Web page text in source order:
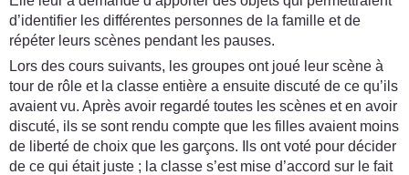
d’identifier les différentes personnes de la famille et de
répéter leurs scènes pendant les pauses.
Lors des cours suivants, les groupes ont joué leur scène à
tour de rôle et la classe entière a ensuite discuté de ce qu’ils
avaient vu. Après avoir regardé toutes les scènes et en avoir
discuté, ils se sont rendu compte que les filles avaient moins
de liberté de choix que les garçons. Ils ont voté pour décider
de ce qui était juste ; la classe s’est mise d’accord sur le fait